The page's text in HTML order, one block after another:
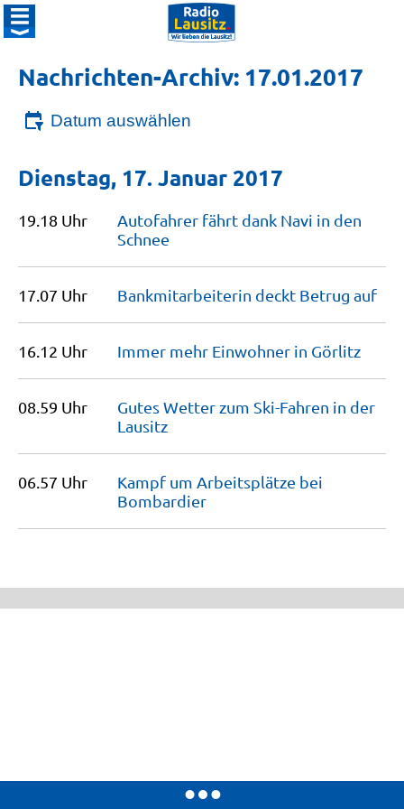
Nachrichten-Archiv: 17.01.2017
Datum auswählen
Dienstag, 17. Januar 2017
19.18 Uhr
Autofahrer fährt dank Navi in den
Schnee
17.07 Uhr Bankmitar­beiterin deckt Betrug auf
16.12 Uhr Immer mehr Einwohner in Görlitz
08.59 Uhr
Gutes Wetter zum Ski-Fahren in der
Lausitz
06.57 Uhr
Kampf um Arbeitsplätze bei
Bombardier